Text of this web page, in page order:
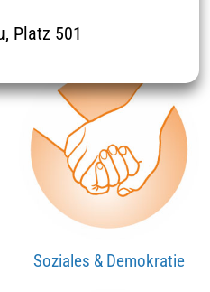
Orte & Zeichen
Soziales & Demokratie
Platz 501